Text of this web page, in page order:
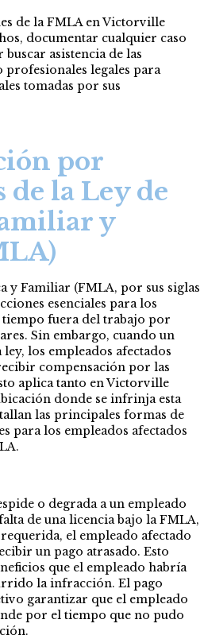
de la FMLA en Victorville
documentar cualquier caso
asistencia de las
profesionales legales para
tomadas por sus
por
la Ley de
y
y Familiar (FMLA, por sus siglas
esenciales para los
tiempo fuera del trabajo por
Sin embargo, cuando un
los empleados afectados
compensación por las
aplica tanto en Victorville
donde se infrinja esta
las principales formas de
para los empleados afectados
o degrada a un empleado
de una licencia bajo la FMLA,
el empleado afectado
un pago atrasado. Esto
que el empleado habría
la infracción. El pago
garantizar que el empleado
por el tiempo que no pudo